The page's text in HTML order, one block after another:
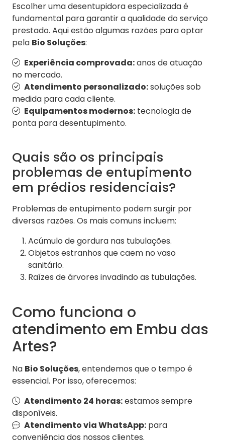
Escolher uma desentupidora especializada é
fundamental para garantir a qualidade do serviço
prestado. Aqui estão algumas razões para optar
pela Bio Soluções:
Experiência comprovada:anos de atuação
no mercado.
Atendimento personalizado:soluções sob
medida para cada cliente.
Equipamentos modernos: tecnologia de
ponta para desentupimento.
Quais são os principais
problemas de entupimento
em prédios residenciais?
Problemas de entupimento podem surgir por
diversas razões. Os mais comuns incluem:
Acúmulo de gordura nas tubulações.
Objetos estranhos que caem no vaso
sanitário.
Raízes de árvores invadindo as tubulações.
Como funciona o
atendimento em Embu das
Artes?
Na Bio Soluções, entendemos que o tempo é
essencial. Por isso, oferecemos:
Atendimento 24 horas:estamos sempre
disponíveis.
Atendimento via WhatsApp: para
conveniência dos nossos clientes.